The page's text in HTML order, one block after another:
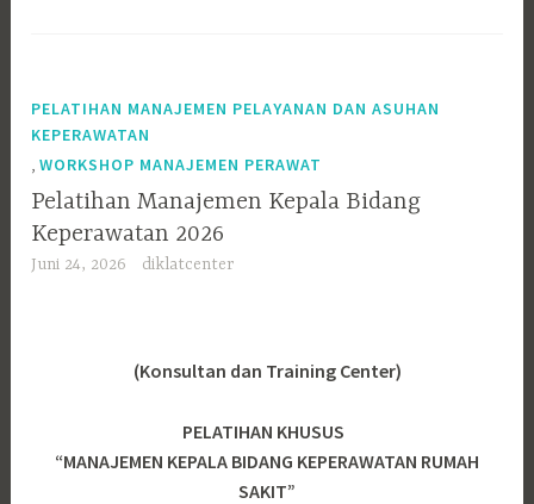
PELATIHAN MANAJEMEN PELAYANAN DAN ASUHAN
KEPERAWATAN
,WORKSHOP MANAJEMEN PERAWAT
Pelatihan Manajemen Kepala Bidang
Keperawatan 2026
Juni 24, 2026 diklatcenter
(Konsultan dan Training Center)
PELATIHAN KHUSUS
“MANAJEMEN KEPALA BIDANG KEPERAWATAN RUMAH
SAKIT”